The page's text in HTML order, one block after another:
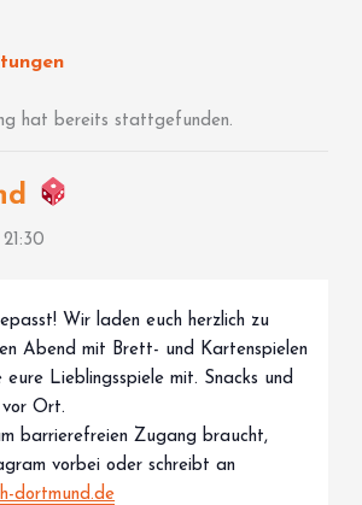
hat bereits stattgefunden.
21:30
Wir laden euch herzlich zu
Abend mit Brett- und Kartenspielen
eure Lieblingsspiele mit. Snacks und
vor Ort.
barrierefreien Zugang braucht,
vorbei oder schreibt an
dortmund.de